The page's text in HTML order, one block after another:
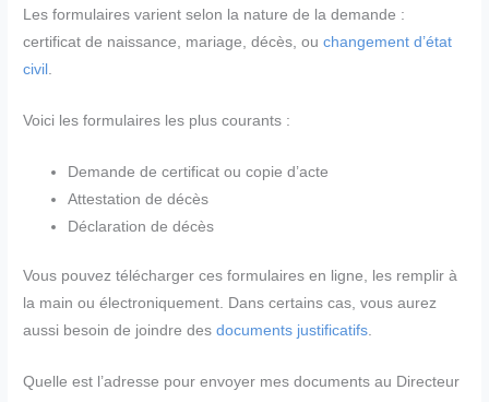
Les formulaires varient selon la nature de la demande :
certificat de naissance, mariage, décès, ouchangement d’état
civil .
Voici les formulaires les plus courants :
Demande de certificat ou copie d’acte
Attestation de décès
Déclaration de décès
Vous pouvez télécharger ces formulaires en ligne, les remplir à
la main ou électroniquement. Dans certains cas, vous aurez
aussi besoin de joindre desdocuments justificatifs.
Quelle est l’adresse pour envoyer mes documents au Directeur